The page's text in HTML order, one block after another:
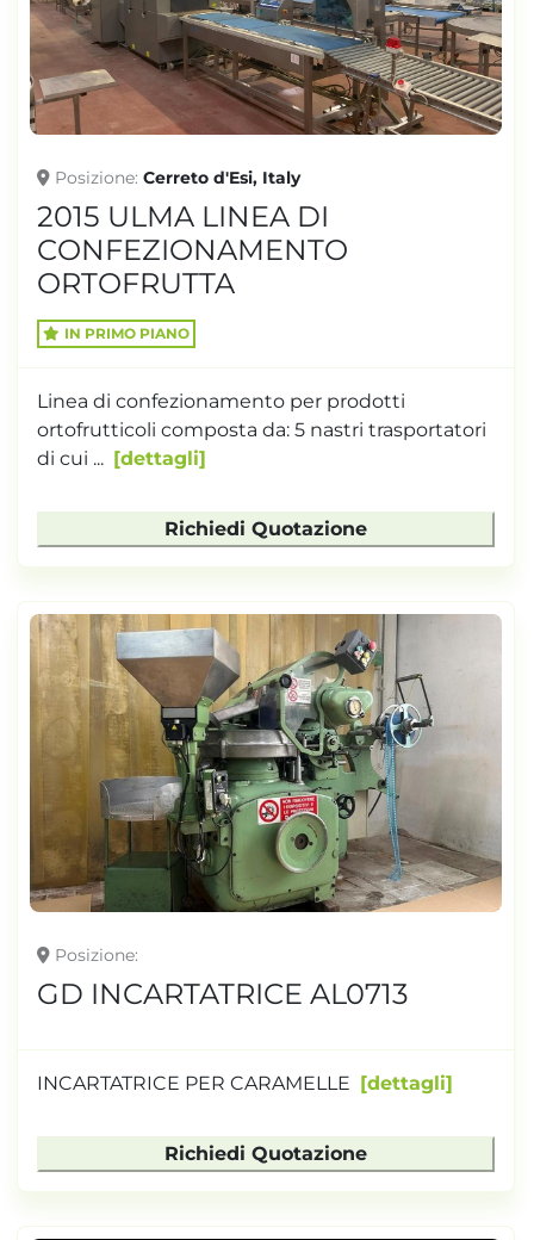
TONNELLAGGIO
Posizione Cerreto d'Esi, Italy
2015 ULMA LINEA DI
CONFEZIONAMENTO
ORTOFRUTTA
IN PRIMO PIANO
Linea di confezionamento per prodotti
ortofrutticoli composta da: 5 nastri trasportatori
di cui ...
dettagli
Richiedi Quotazione
Posizione
GD INCARTATRICE AL0713
INCARTATRICE PER CARAMELLE dettagli
Richiedi Quotazione